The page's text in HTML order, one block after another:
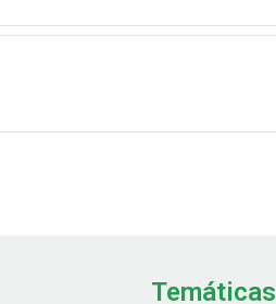
Temáticas